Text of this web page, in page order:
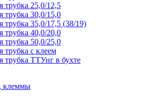
трубка 25,0/12,5
трубка 30,0/15,0
трубка 35,0/17,5 (38/19)
трубка 40,0/20,0
трубка 50,0/25,0
трубка с клеем
трубка ТТУнг в бухте
клеммы